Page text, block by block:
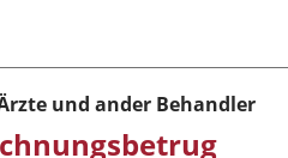
und ander Behandler